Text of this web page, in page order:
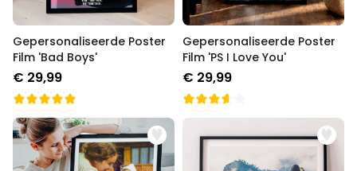
Gepersonaliseerde Poster
Film 'Bad Boys'
€ 29,99
Gepersonaliseerde Poster
Film 'PS I Love You'
€ 29,99